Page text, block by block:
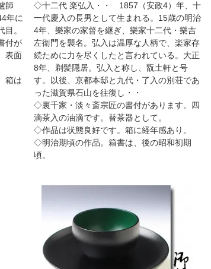
師
年に
。
付が
表面
箱は
◇十二代 楽弘入・・ 1857（安政4）年、十
一代慶入の長男として生まれる。15歳の明治
4年、樂家の家督を継ぎ、樂家十二代・樂吉
左衛門を襲名。弘入は温厚な人柄で、楽家存
続ために力を尽くしたと言われている。大正
8年、剃髪隠居。弘入と称し、翫土軒と号
す。以後、京都本邸と九代・了入の別荘であ
った滋賀県石山を往復し・・
◇裏千家・淡々斎宗匠の書付があります。四
滴茶入の油滴です。替茶器として。
◇作品は状態良好です。箱に経年感あり。
◇明治期頃の作品。箱書は、後の昭和初期
頃。